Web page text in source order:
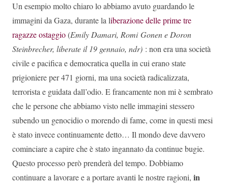
Un esempio molto chiaro lo abbiamo avuto guardando le
immagini da Gaza, durante la liberazione delle prime tre
ragazze ostaggio(Emily Damari, RomiGonen e Doron
Steinbrecher, liberate il 19 gennaio, ndr) : non era una società
civile e pacifica e democratica quella in cui erano state
prigioniere per 471 giorni, ma una società radicalizzata,
terrorista e guidata dall’odio. E francamente non mi è sembrato
che le persone che abbiamo visto nelle immagini stessero
subendo un genocidio o morendo di fame, come in questi mesi
è stato invece continuamente detto… Il mondo deve davvero
cominciare a capire che è stato ingannato da continue bugie.
Questo processo però prenderà del tempo. Dobbiamo
continuare a lavorare e a portare avanti le nostre ragioni, in